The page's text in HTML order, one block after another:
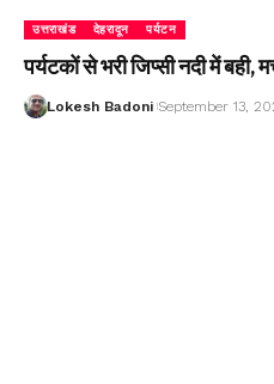
उत्तराखंड देहरादून पर्यटन
पर्यटकों से भरी जिप्सी नदी में बही,
Lokesh Badoni September 13,